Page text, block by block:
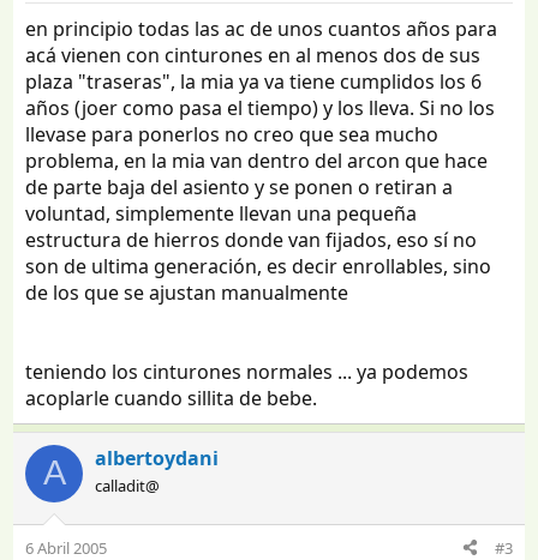
en principio todas las ac de unos cuantos años para
acá vienen con cinturones en al menos dos de sus
plaza "traseras", la mia ya va tiene cumplidos los 6
años (joer como pasa el tiempo) y los lleva. Si no los
llevase para ponerlos no creo que sea mucho
problema, en la mia van dentro del arcon que hace
de parte baja del asiento y se ponen o retiran a
voluntad, simplemente llevan una pequeña
estructura de hierros donde van fijados, eso sí no
son de ultima generación, es decir enrollables, sino
de los que se ajustan manualmente
teniendo los cinturones normales ... ya podemos
acoplarle cuando sillita de bebe.
A albertoydani
calladit@
6 Abril 2005 #3